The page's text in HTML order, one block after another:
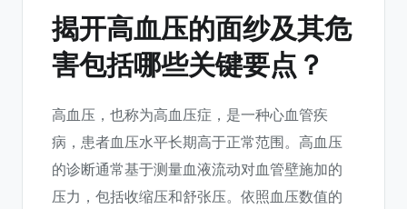
揭开高血压的面纱及其危
害包括哪些关键要点？
高血压，也称为高血压症，是一种心血管疾
病，患者血压水平长期高于正常范围。高血压
的诊断通常基于测量血液流动对血管壁施加的
压力，包括收缩压和舒张压。依照血压数值的